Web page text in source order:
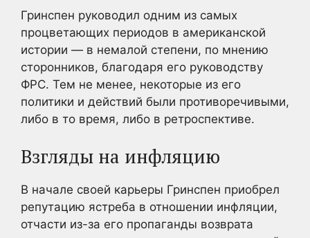
Гринспен руководил одним из самых
процветающих периодов в американской
истории — в немалой степени, по мнению
сторонников, благодаря его руководству
ФРС. Тем не менее, некоторые из его
политики и действий были противоречивыми,
либо в то время, либо в ретроспективе.
Взгляды на инфляцию
В начале своей карьеры Гринспен приобрел
репутацию ястреба в отношении инфляции,
отчасти из-за его пропаганды возврата